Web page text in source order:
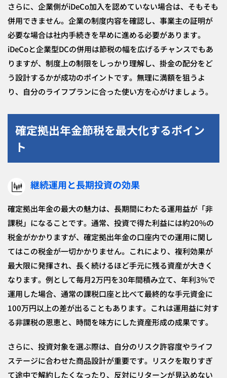
さらに、企業側がiDeCo加入を認めていない場合は、そもそも
併用できません。企業の制度内容を確認し、事業主の証明が
必要な場合は社内手続きを早めに進める必要があります。
iDeCoと企業型DCの併用は節税の幅を広げるチャンスでもあ
りますが、制度上の制限をしっかり理解し、掛金の配分をど
う設計するかが成功のポイントです。無理に満額を狙うよ
り、自分のライフプランに合った使い方を心がけましょう。
確定拠出年金節税を最大化するポイン
ト
継続運用と長期投資の効果
確定拠出年金の最大の魅力は、長期間にわたる運用益が「非
課税」になることです。通常、投資で得た利益には約20%の
税金がかかりますが、確定拠出年金の口座内での運用に関し
てはこの税金が一切かかりません。これにより、複利効果が
最大限に発揮され、長く続けるほど手元に残る資産が大きく
なります。例として毎月2万円を30年間積み立て、年利3%で
運用した場合、通常の課税口座と比べて最終的な手元資金に
100万円以上の差が出ることもあります。これは運用益に対す
る非課税の恩恵と、時間を味方にした資産形成の成果です。
さらに、投資対象を選ぶ際は、自分のリスク許容度やライフ
ステージに合わせた商品設計が重要です。リスクを取りすぎ
て途中で解約したくなったり、反対にリターンが見込めない